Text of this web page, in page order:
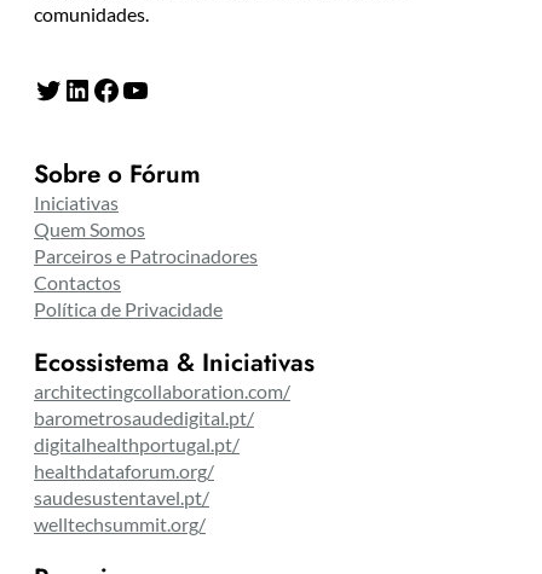
comunidades.
Twitter LinkedIn Facebook YouTube
Sobre o Fórum
Iniciativas
Quem Somos
Parceiros e Patrocinadores
Contactos
Política de Privacidade
Ecossistema & Iniciativas
architectingcollaboration.com/
barometrosaudedigital.pt/
digitalhealthportugal.pt/
healthdataforum.org/
saudesustentavel.pt/
welltechsummit.org/